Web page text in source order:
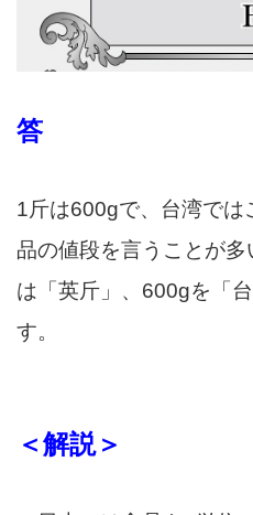
答
1斤は600gで、台湾では
品の値段を言うことが
は「英斤」、600gを「
す。
＜解説＞